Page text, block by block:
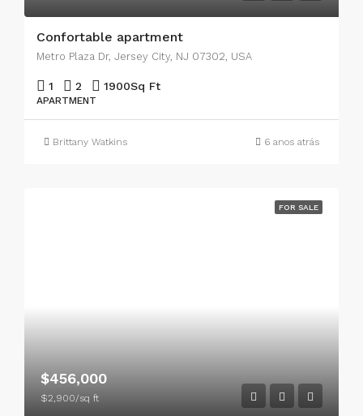
Confortable apartment
Metro Plaza Dr, Jersey City, NJ 07302, USA
1 2 1900Sq Ft
APARTMENT
Brittany Watkins 6 anos atrás
FOR SALE
$456,000
$2,900/sq ft